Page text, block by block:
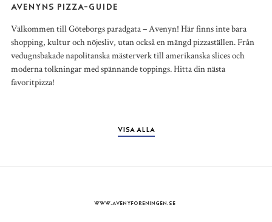
AVENYNS PIZZA-GUIDE
Välkommen till Göteborgs paradgata – Avenyn! Här finns inte bara
shopping, kultur och nöjesliv, utan också en mängd pizzaställen. Från
vedugnsbakade napolitanska mästerverk till amerikanska slices och
moderna tolkningar med spännande toppings. Hitta din nästa
favoritpizza!
VISA ALLA
WWW.AVENYFORENINGEN.SE